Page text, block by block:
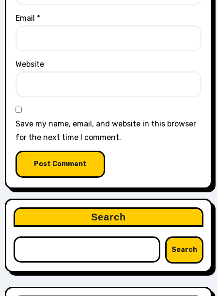
Email *
Website
Save my name, email, and website in this browser
for the next time I comment.
Search
Search